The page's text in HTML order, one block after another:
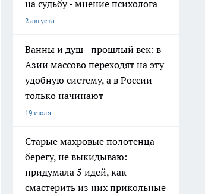
на судьбу - мнение психолога
2 августа
Ванны и душ - прошлый век: в
Азии массово переходят на эту
удобную систему, а в России
только начинают
19 июля
Старые махровые полотенца
берегу, не выкидываю:
придумала 5 идей, как
смастерить из них прикольные